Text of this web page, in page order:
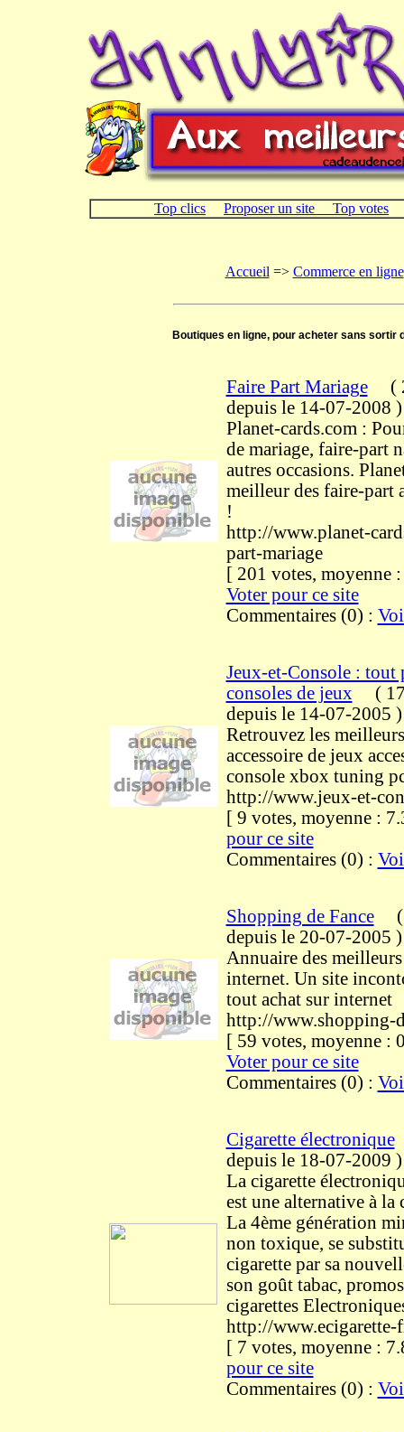
Top clics Proposer un site Top votes
Accueil => Commerce en ligne
Boutiques en ligne, pour acheter sans sortir
Faire Part Mariage(
depuis le 14-07-2008 )
Planet-cards.com :
de mariage, faire-part
autres occasions.
meilleur des faire-part
!
http://www.planet-
part-mariage
[ 201 votes,
Voter pour ce site
Commentaires (0) :
Jeux-et-Console : tout
consoles de jeux (
depuis le 14-07-2005 )
Retrouvez les
accessoire de jeux
console xbox tuning
http://www.jeux-et-
[ 9 votes, moyenne
pour ce site
Commentaires (0) :
Shopping de Fance(
depuis le 20-07-2005 )
Annuaire des
internet. Un site
tout achat sur internet
http://www.shopping-
[ 59 votes, moyenne
Voter pour ce site
Commentaires (0) :
Cigarette électronique
depuis le 18-07-2009 )
La cigarette
est une alternative à la
La 4ème génération
non toxique, se
cigarette par sa
son goût tabac,
cigarettes
http://www.ecigarette-
[ 7 votes, moyenne
pour ce site
Commentaires (0) :